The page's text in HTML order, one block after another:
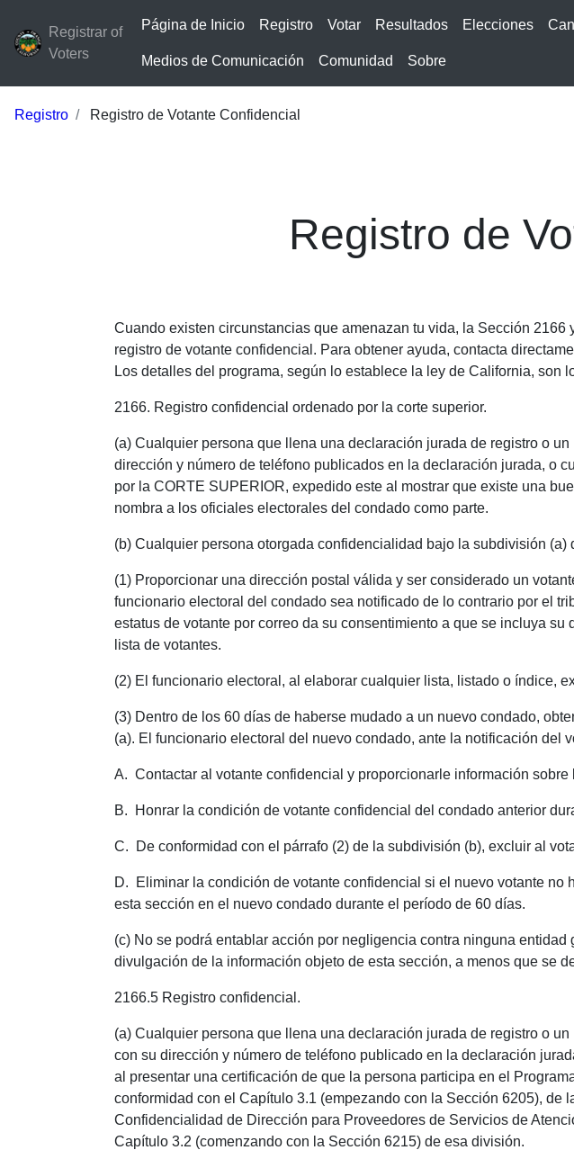
Registrar of
Voters
Página de Inicio Registro Votar Resultados Elecciones
Medios de Comunicación Comunidad Sobre
Registro Registro de Votante Confidencial
Registro de
Cuando existen circunstancias que amenazan tu vida, la Sección
registro de votante confidencial. Para obtener ayuda, contacta
Los detalles del programa, según lo establece la ley de California, son
2166. Registro confidencial ordenado por la corte superior.
(a) Cualquier persona que llena una declaración jurada de registro o
dirección y número de teléfono publicados en la declaración jurada, o
por la CORTE SUPERIOR, expedido este al mostrar que existe una
nombra a los oficiales electorales del condado como parte.
(b) Cualquier persona otorgada confidencialidad bajo la subdivisión (a)
(1) Proporcionar una dirección postal válida y ser considerado un
funcionario electoral del condado sea notificado de lo contrario por el
estatus de votante por correo da su consentimiento a que se incluya
lista de votantes.
(2) El funcionario electoral, al elaborar cualquier lista, listado o índice,
(3) Dentro de los 60 días de haberse mudado a un nuevo condado,
(a). El funcionario electoral del nuevo condado, ante la notificación del
A. Contactar al votante confidencial y proporcionarle información
B. Honrar la condición de votante confidencial del condado anterior
C. De conformidad con el párrafo (2) de la subdivisión (b), excluir al
D. Eliminar la condición de votante confidencial si el nuevo votante
esta sección en el nuevo condado durante el período de 60 días.
(c) No se podrá entablar acción por negligencia contra ninguna
divulgación de la información objeto de esta sección, a menos que se
2166.5 Registro confidencial.
(a) Cualquier persona que llena una declaración jurada de registro o
con su dirección y número de teléfono publicado en la declaración
al presentar una certificación de que la persona participa en el
conformidad con el Capítulo 3.1 (empezando con la Sección 6205),
Confidencialidad de Dirección para Proveedores de Servicios de
Capítulo 3.2 (comenzando con la Sección 6215) de esa división.